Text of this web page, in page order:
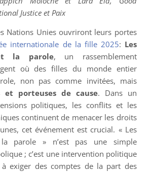
Justice et Paix
Nations Unies ouvriront leurs portes
internationale de la fille 2025: Les
la parole, un rassemblement
où des filles du monde entier
non pas comme invitées, mais
et porteuses de cause. Dans un
politiques, les conflits et les
continuent de menacer les droits
cet événement est crucial. « Les
parole » n’est pas une simple
; c’est une intervention politique
à exiger des comptes de la part des